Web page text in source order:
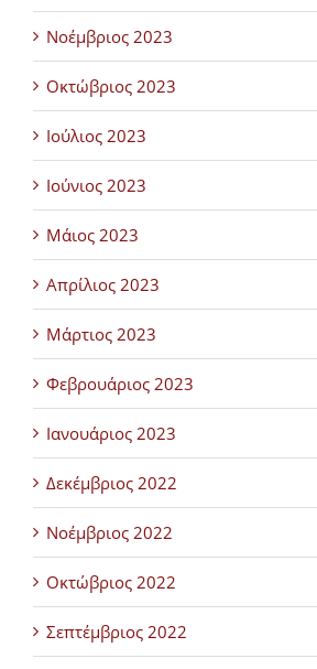
Νοέμβριος 2023
Οκτώβριος 2023
Ιούλιος 2023
Ιούνιος 2023
Μάιος 2023
Απρίλιος 2023
Μάρτιος 2023
Φεβρουάριος 2023
Ιανουάριος 2023
Δεκέμβριος 2022
Νοέμβριος 2022
Οκτώβριος 2022
Σεπτέμβριος 2022